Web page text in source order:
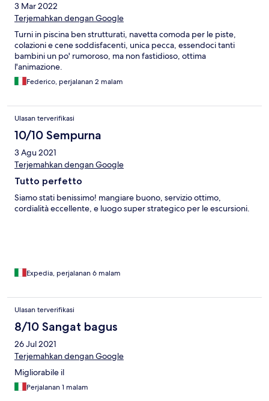
3 Mar 2022
Terjemahkan dengan Google
Turni in piscina ben strutturati, navetta comoda per le piste,
colazioni e cene soddisfacenti, unica pecca, essendoci tanti
bambini un po' rumoroso, ma non fastidioso, ottima
l'animazione.
Federico, perjalanan 2 malam
Ulasan terverifikasi
10/10 Sempurna
3 Agu 2021
Terjemahkan dengan Google
Tutto perfetto
Siamo stati benissimo! mangiare buono, servizio ottimo,
cordialità eccellente, e luogo super strategico per le escursioni.
Expedia, perjalanan 6 malam
Ulasan terverifikasi
8/10 Sangat bagus
26 Jul 2021
Terjemahkan dengan Google
Migliorabile il
Perjalanan 1 malam